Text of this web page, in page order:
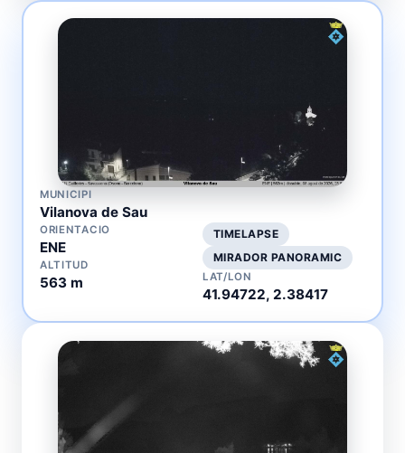
MUNICIPI
Vilanova de Sau
ORIENTACIO
ENE
ALTITUD
563 m
TIMELAPSE
MIRADOR PANORAMIC
LAT/LON
41.94722, 2.38417